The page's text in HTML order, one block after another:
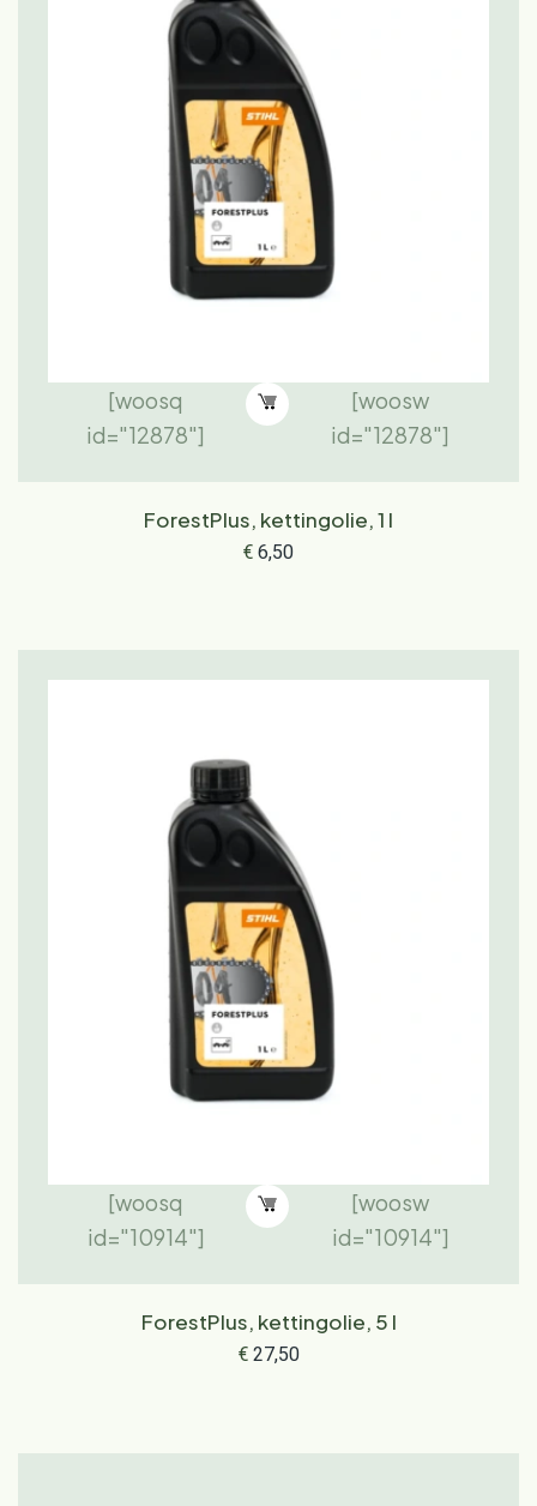
[woosq
id="12878"]
[woosw
id="12878"]
ForestPlus, kettingolie, 1 l
€6,50
[woosq
id="10914"]
[woosw
id="10914"]
ForestPlus, kettingolie, 5 l
€27,50